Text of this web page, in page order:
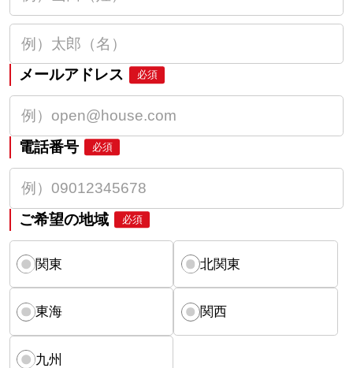
メールアドレス 必須
電話番号 必須
ご希望の地域 必須
関東 北関東
東海 関西
九州